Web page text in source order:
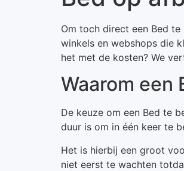
Om toch direct een Bed
winkels en webshops die
het met de kosten? We
Waarom een
De keuze om een Bed te
duur is om in één keer te
Het is hierbij een groot
niet eerst te wachten